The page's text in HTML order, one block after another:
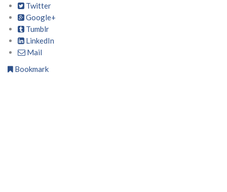
Twitter
Google+
Tumblr
LinkedIn
Mail
Bookmark